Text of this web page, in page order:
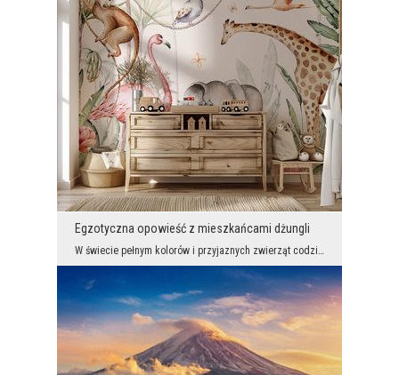
Egzotyczna opowieść z mieszkańcami dżungli
W świecie pełnym kolorów i przyjaznych zwierząt codzienność zamienia się w przygodę. Fototapeta p...